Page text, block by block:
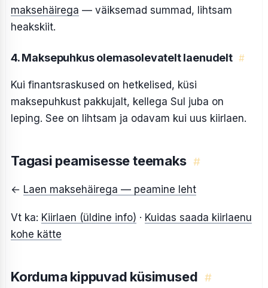
maksehäirega — väiksemad summad, lihtsam
heakskiit.
4. Maksepuhkus olemasolevatelt laenudelt #
Kui finantsraskused on hetkelised, küsi
maksepuhkust pakkujalt, kellega Sul juba on
leping. See on lihtsam ja odavam kui uus kiirlaen.
Tagasi peamisesse teemaks #
← Laen maksehäirega — peamine leht
Vt ka: Kiirlaen (üldine info) · Kuidas saada kiirlaenu
kohe kätte
Korduma kippuvad küsimused #